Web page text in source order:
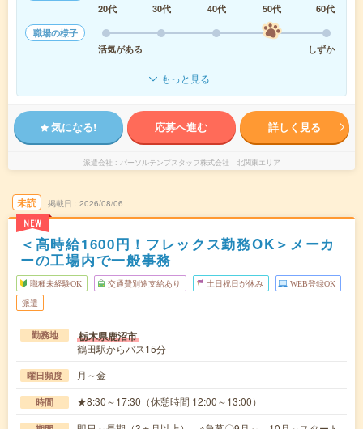
20代
30代 40代 50代
60代
職場の様子
活気がある
しずか
もっと見る
気になる! 応募へ進む 詳しく見る
派遣会社 パーソルテンプスタッフ株式会社 北関東エリア
未読
NEW
掲載日 2026/08/06
＜高時給1600円！フレックス勤務OK＞メーカ
ーの工場内で一般事務
職種未経験OK 交通費別途支給あり 土日祝日が休み WEB登録OK
派遣
勤務地 栃木県鹿沼市
鶴田駅からバス15分
曜日頻度 月～金
時間 ★8:30～17:30（休憩時間 12:00～13:00）